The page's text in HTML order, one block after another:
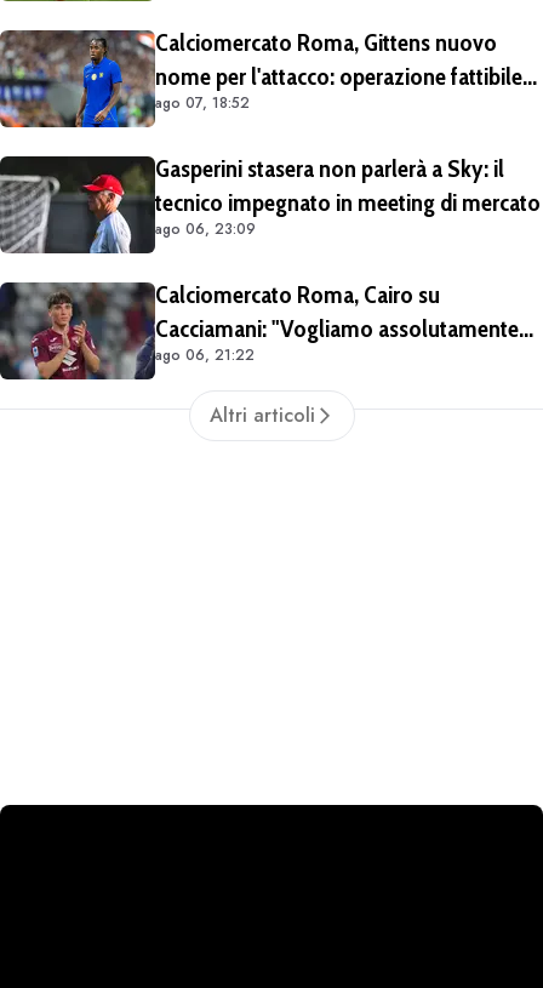
Calciomercato Roma, Gittens nuovo
nome per l'attacco: operazione fattibile
solo in prestito
ago 07, 18:52
Gasperini stasera non parlerà a Sky: il
tecnico impegnato in meeting di mercato
ago 06, 23:09
Calciomercato Roma, Cairo su
Cacciamani: "Vogliamo assolutamente
tenerlo". Distanza tra i club sulla
valutazione del giocatore
ago 06, 21:22
Altri articoli